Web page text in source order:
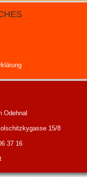
Odehnal
15/8
37 16